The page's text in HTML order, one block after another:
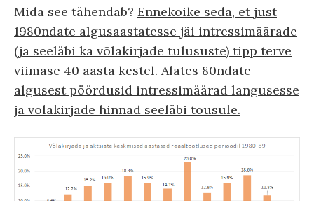
Mida see tähendab? Ennekõike seda, et just
1980ndate algusaastatesse jäi intressimäärade
(ja seeläbi ka võlakirjade tulususte) tipp terve
viimase 40 aasta kestel. Alates 80ndate
algusest pöördusid intressimäärad langusesse
ja võlakirjade hinnad seeläbi tõusule.